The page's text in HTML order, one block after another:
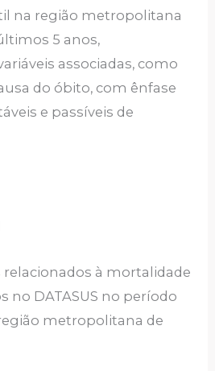
na região metropolitana
5 anos,
associadas, como
do óbito, com ênfase
e passíveis de
relacionados à mortalidade
no DATASUS no período
metropolitana de